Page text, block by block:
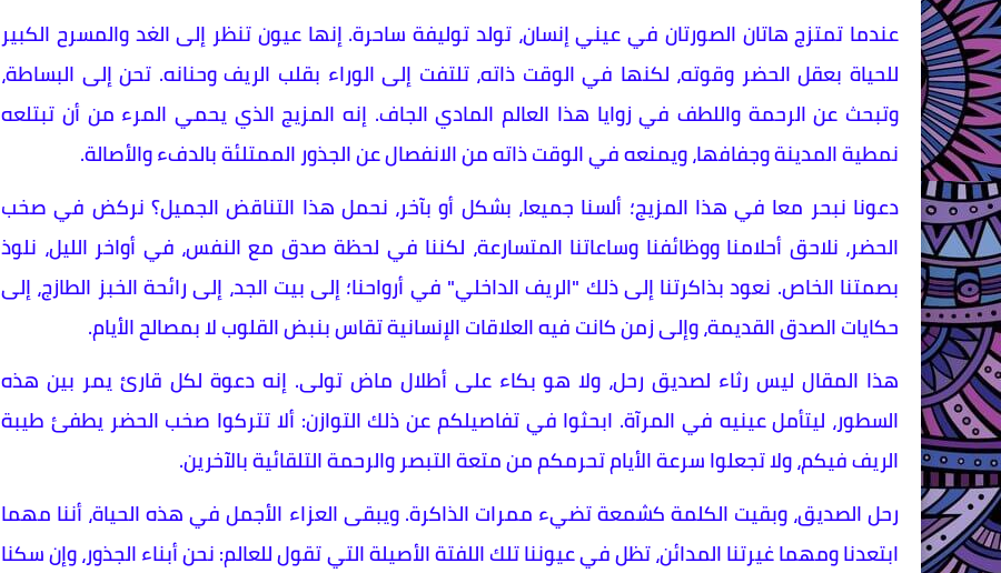
​عندما تمتزج هاتان الصورتان في عيني إنسان، تولد توليفة ساحرة. إنها عيون تنظر إلى الغد والمسرح الكبير
للحياة بعقل الحضر وقوته، لكنها في الوقت ذاته، تلتفت إلى الوراء بقلب الريف وحنانه. تحن إلى البساطة،
وتبحث عن الرحمة واللطف في زوايا هذا العالم المادي الجاف. إنه المزيج الذي يحمي المرء من أن تبتلعه
نمطية المدينة وجفافها، ويمنعه في الوقت ذاته من الانفصال عن الجذور الممتلئة بالدفء والأصالة.
​دعونا نبحر معا في هذا المزيج؛ ألسنا جميعا، بشكل أو بآخر، نحمل هذا التناقض الجميل؟ نركض في صخب
الحضر، نلاحق أحلامنا ووظائفنا وساعاتنا المتسارعة، لكننا في لحظة صدق مع النفس، في أواخر الليل، نلوذ
بصمتنا الخاص. نعود بذاكرتنا إلى ذلك "الريف الداخلي" في أرواحنا؛ إلى بيت الجد، إلى رائحة الخبز الطازج، إلى
حكايات الصدق القديمة، وإلى زمن كانت فيه العلاقات الإنسانية تقاس بنبض القلوب لا بمصالح الأيام.
​هذا المقال ليس رثاء لصديق رحل، ولا هو بكاء على أطلال ماض تولى. إنه دعوة لكل قارئ يمر بين هذه
السطور، ليتأمل عينيه في المرآة. ابحثوا في تفاصيلكم عن ذلك التوازن: ألا تتركوا صخب الحضر يطفئ طيبة
الريف فيكم، ولا تجعلوا سرعة الأيام تحرمكم من متعة التبصر والرحمة التلقائية بالآخرين.
​رحل الصديق، وبقيت الكلمة كشمعة تضيء ممرات الذاكرة. ويبقى العزاء الأجمل في هذه الحياة، أننا مهما
ابتعدنا ومهما غيرتنا المدائن، تظل في عيوننا تلك اللفتة الأصيلة التي تقول للعالم: نحن أبناء الجذور، وإن سكنا